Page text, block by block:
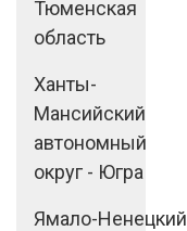
Тюменская
область
Ханты-
Мансийский
автономный
округ - Югра
Ямало-Ненецкий